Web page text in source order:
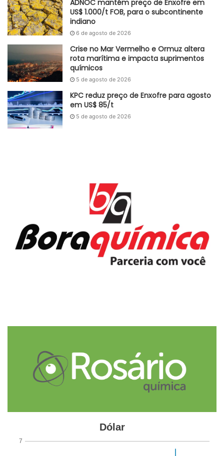
atividade foi responsável por -0,83 ponto percentual (p.p.)
de influência na variação de -2,72% da indústria geral.
Adaptado GlobalKem | 31 de julho de 2023
Fonte Agência de Notícias IBGE
IBGE
ADNOC mantém preço de Enxofre em
US$ 1.000/t FOB, para o subcontinente
indiano
6 de agosto de 2026
Crise no Mar Vermelho e Ormuz altera
rota marítima e impacta suprimentos
químicos
5 de agosto de 2026
KPC reduz preço de Enxofre para agosto
em US$ 85/t
5 de agosto de 2026